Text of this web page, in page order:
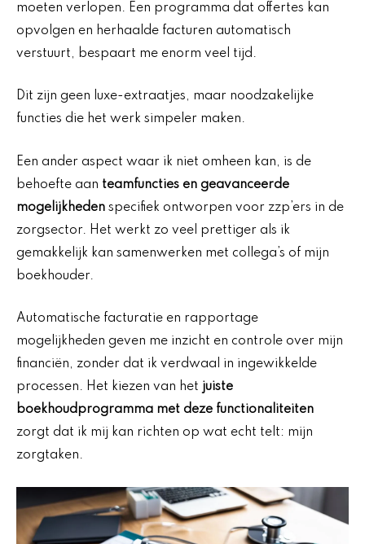
moeten verlopen. Een programma dat offertes kan
opvolgen en herhaalde facturen automatisch
verstuurt, bespaart me enorm veel tijd.
Dit zijn geen luxe-extraatjes, maar noodzakelijke
functies die het werk simpeler maken.
Een ander aspect waar ik niet omheen kan, is de
behoefte aan teamfuncties en geavanceerde
mogelijkheden specifiek ontworpen voor zzp’ers in de
zorgsector. Het werkt zo veel prettiger als ik
gemakkelijk kan samenwerken met collega’s of mijn
boekhouder.
Automatische facturatie en rapportage
mogelijkheden geven me inzicht en controle over mijn
financiën, zonder dat ik verdwaal in ingewikkelde
processen. Het kiezen van het juiste
boekhoudprogramma met deze functionaliteiten
zorgt dat ik mij kan richten op wat echt telt: mijn
zorgtaken.